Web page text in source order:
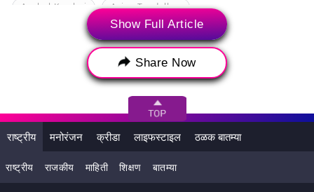
Anshul Kamboj Arjun Tendulkar
Azmatullah Omarzai Darshan Nalkande
Dewald Brevis
Gerald Coetzee Gujarat Titans
Hardik Pandya
Ishan Kishan Jasprit Bumrah Jayant Yadav
Kumar Kartikeya Kwena Maphaka
Show Full Article
Share Now
राष्ट्रीय मनोरंजन क्रीडा लाइफस्टाइल ठळक बातम्या
राष्ट्रीय राजकीय माहिती शिक्षण बातम्या